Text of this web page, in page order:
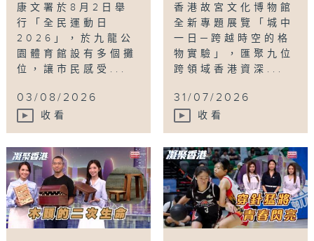
康文署於8月2日舉
行「全民運動日
2026」，於九龍公
園體育館設有多個攤
位，讓市民感受...
03/08/2026
收看
香港故宮文化博物館
全新專題展覽「城中
一日─跨越時空的格
物實驗」，匯聚九位
跨領域香港資深...
31/07/2026
收看